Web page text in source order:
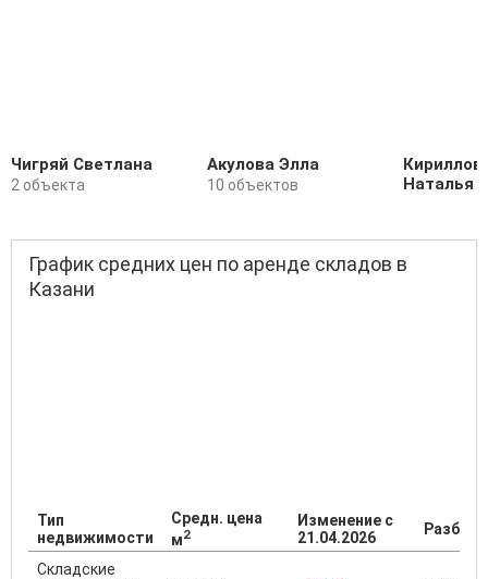
Чигряй Светлана
2 объекта
Акулова Элла
10 объектов
Наталья
График средних цен по аренде складов в
Казани
Тип
недвижимости
Средн. цена
м2
Изменение с
21.04.2026
Складские